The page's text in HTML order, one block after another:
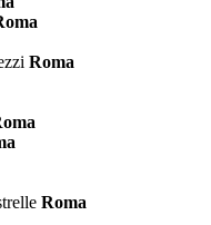
Roma
Roma